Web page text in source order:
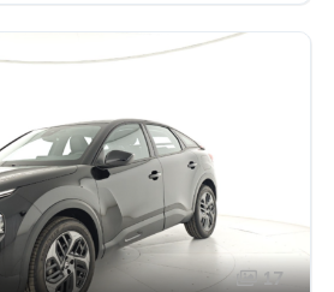
17